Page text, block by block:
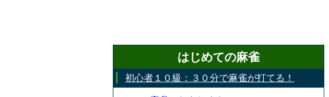
はじめての麻雀
初心者１０級：３０分で麻雀が打てる！